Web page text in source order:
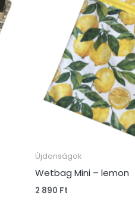
Újdonságok
Wetbag Mini – lemon
2 890 Ft